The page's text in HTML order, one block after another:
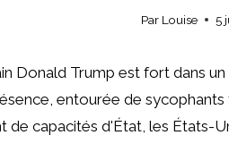
Par Louise 5
Donald Trump est fort dans
entourée de
de capacités d'État, les États-